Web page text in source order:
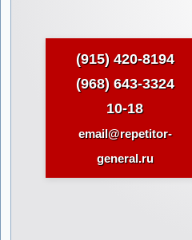
(915) 420-8194
(968) 643-3324
10-18
email@repetitor-
general.ru